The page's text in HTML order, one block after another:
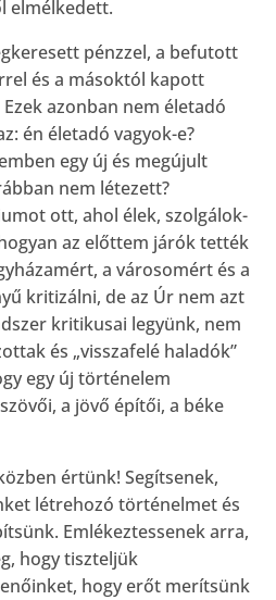
elmélkedett.
pénzzel, a befutott
és a másoktól kapott
azonban nem életadó
én életadó vagyok-e?
egy új és megújult
nem létezett?
ott, ahol élek, szolgálok-
az előttem járók tették
a városomért és a
kritizálni, de az Úr nem azt
kritikusai legyünk, nem
és „visszafelé haladók”
egy új történelem
a jövő építői, a béke
értünk! Segítsenek,
létrehozó történelmet és
Emlékeztessenek arra,
hogy tiszteljük
hogy erőt merítsünk